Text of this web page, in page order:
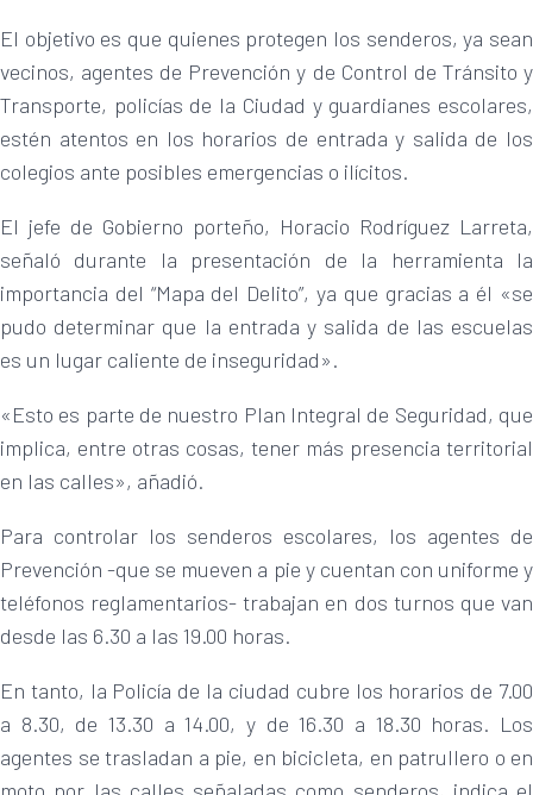
El objetivo es que quienes protegen los senderos, ya sean
vecinos, agentes de Prevención y de Control de Tránsito y
Transporte, policías de la Ciudad y guardianes escolares,
estén atentos en los horarios de entrada y salida de los
colegios ante posibles emergencias o ilícitos.
El jefe de Gobierno porteño, Horacio Rodríguez Larreta,
señaló durante la presentación de la herramienta la
importancia del “Mapa del Delito”, ya que gracias a él «se
pudo determinar que la entrada y salida de las escuelas
es un lugar caliente de inseguridad».
«Esto es parte de nuestro Plan Integral de Seguridad, que
implica, entre otras cosas, tener más presencia territorial
en las calles», añadió.
Para controlar los senderos escolares, los agentes de
Prevención -que se mueven a pie y cuentan con uniforme y
teléfonos reglamentarios- trabajan en dos turnos que van
desde las 6.30 a las 19.00 horas.
En tanto, la Policía de la ciudad cubre los horarios de 7.00
a 8.30, de 13.30 a 14.00, y de 16.30 a 18.30 horas. Los
agentes se trasladan a pie, en bicicleta, en patrullero o en